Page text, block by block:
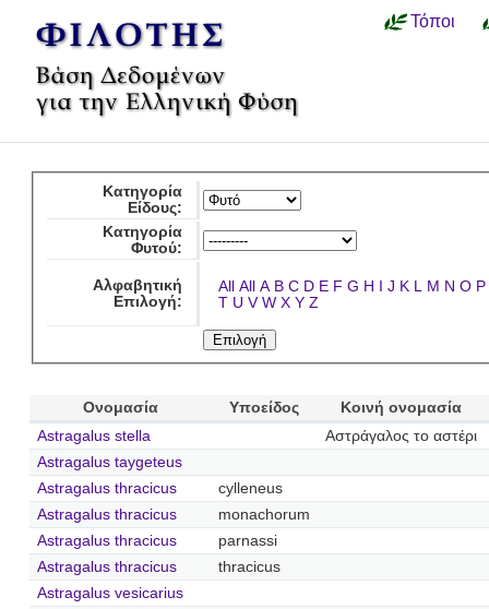
Τόποι
Κατηγορία
Είδους:
Κατηγορία
Φυτού:
Αλφαβητική
Επιλογή:
All All A B C D E F G H I J K L M N O P
T U V W X Y Z
Ονομασία Υποείδος
Κοινή ονομασία
Astragalus stella
Αστράγαλος το αστέρι
Astragalus taygeteus
Astragalus thracicus
cylleneus
Astragalus thracicus
monachorum
Astragalus thracicus
parnassi
Astragalus thracicus
thracicus
Astragalus vesicarius